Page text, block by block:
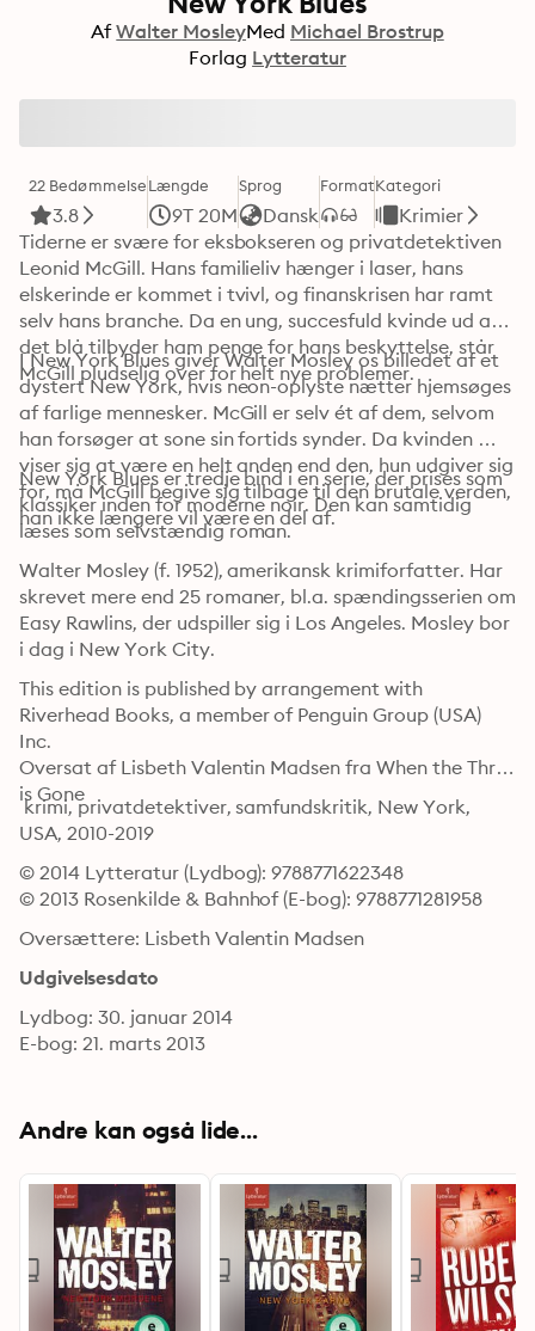
Af Walter MosleyMed Michael Brostrup
Forlag Lytteratur
22 Bedømmelse
3.8
Længde
9T 20M
Sprog
Dansk
FormatKategori
Krimier
Tiderne er svære for eksbokseren og privatdetektiven
Leonid McGill. Hans familieliv hænger i laser, hans
elskerinde er kommet i tvivl, og finanskrisen har ramt
selv hans branche. Da en ung, succesfuld kvinde ud af
det blå tilbyder ham penge for hans beskyttelse, står
McGill pludselig over for helt nye problemer.
I New York Blues giver Walter Mosley os billedet af et
dystert New York, hvis neon-oplyste nætter hjemsøges
af farlige mennesker. McGill er selv ét af dem, selvom
han forsøger at sone sin fortids synder. Da kvinden
viser sig at være en helt anden end den, hun udgiver sig
for, må McGill begive sig tilbage til den brutale verden,
han ikke længere vil være en del af.
New York Blues er tredje bind i en serie, der prises som
klassiker inden for moderne noir. Den kan samtidig
læses som selvstændig roman.
Walter Mosley (f. 1952), amerikansk krimiforfatter. Har
skrevet mere end 25 romaner, bl.a. spændingsserien om
Easy Rawlins, der udspiller sig i Los Angeles. Mosley bor
i dag i New York City.
This edition is published by arrangement with
Riverhead Books, a member of Penguin Group (USA)
Inc.
Oversat af Lisbeth Valentin Madsen fra When the Thrill
is Gone
krimi, privatdetektiver, samfundskritik, New York,
USA, 2010-2019
© 2014 Lytteratur (Lydbog): 9788771622348
© 2013 Rosenkilde & Bahnhof (E-bog): 9788771281958
Oversættere: Lisbeth Valentin Madsen
Udgivelsesdato
Lydbog: 30. januar 2014
E-bog: 21. marts 2013
Andre kan også lide...